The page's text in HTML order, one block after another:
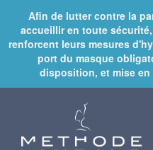
Afin de lutter contre la
accueillir en toute
renforcent leurs mesures
port du masque
disposition, et mise en